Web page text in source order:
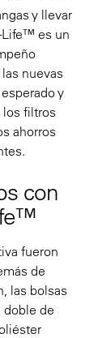
y llevar
Life™ es un
nuevas
y
los filtros
ahorros
con
fueron
de
las bolsas
de